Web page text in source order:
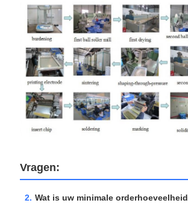
Vragen:
Wat is uw minimale